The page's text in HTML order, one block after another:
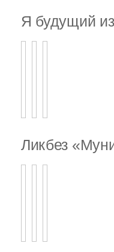
Я будущий
Ликбез